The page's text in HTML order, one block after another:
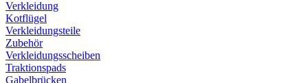
Verkleidung
Kotflügel
Verkleidungsteile
Zubehör
Verkleidungsscheiben
Traktionspads
Gabelbrücken